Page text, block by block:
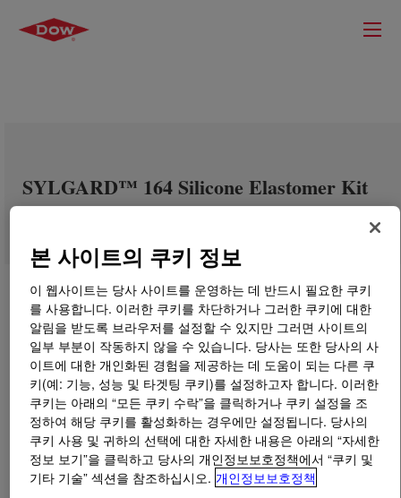
SYLGARD™ 164 Silicone Elastomer Kit
무엇입니까 SYLGARD™ 164 Silicone Elastomer Kit
2액형(1:1), 회색, 빠른 상온경화, 일반용, 보통 열전도도,
본 사이트의 쿠키 정보
이 웹사이트는 당사 사이트를 운영하는 데 반드시 필요한 쿠키
를 사용합니다. 이러한 쿠키를 차단하거나 그러한 쿠키에 대한
알림을 받도록 브라우저를 설정할 수 있지만 그러면 사이트의
일부 부분이 작동하지 않을 수 있습니다. 당사는 또한 당사의 사
이트에 대한 개인화된 경험을 제공하는 데 도움이 되는 다른 쿠
키(예: 기능, 성능 및 타겟팅 쿠키)를 설정하고자 합니다. 이러한
쿠키는 아래의 “모든 쿠키 수락”을 클릭하거나 쿠키 설정을 조
정하여 해당 쿠키를 활성화하는 경우에만 설정됩니다. 당사의
쿠키 사용 및 귀하의 선택에 대한 자세한 내용은 아래의 “자세한
정보 보기”을 클릭하고 당사의 개인정보보호정책에서 “쿠키 및
기타 기술” 섹션을 참조하십시오. 개인정보보호정책